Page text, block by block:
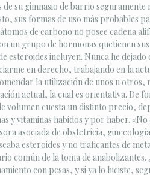
su gimnasio de barrio
sus formas de uso más probables
de carbono no posee cadena
un grupo de hormonas quetienen
esteroides incluyen. Nunca he
en derecho, trabajando en la
la utilización de unos u
actual, la cual es orientativa. De
cuesta un distinto precio,
y vitaminas habidos y por haber.
asociada de obstetricia,
esteroides y no traficantes de
común de la toma de
con pesas, y si ya lo hiciste,